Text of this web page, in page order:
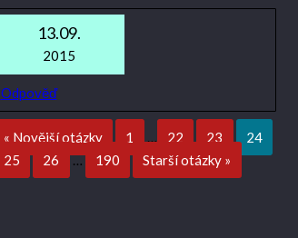
13.09.
2015
Odpověď
« Novější otázky 1 … 22 23
24
25
26 … 190 Starší otázky »